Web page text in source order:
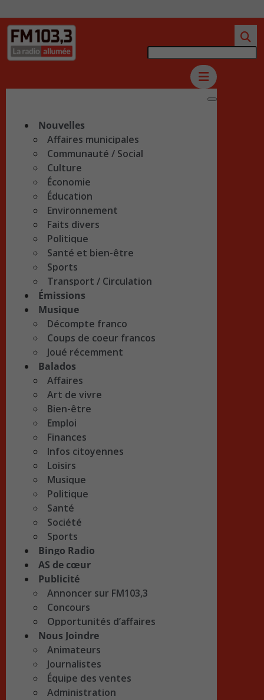
Nouvelles
Affaires municipales
Communauté / Social
Culture
Économie
Éducation
Environnement
Faits divers
Politique
Santé et bien-être
Sports
Transport / Circulation
Émissions
Musique
Décompte franco
Coups de coeur francos
Joué récemment
Balados
Affaires
Art de vivre
Bien-être
Emploi
Finances
Infos citoyennes
Loisirs
Musique
Politique
Santé
Société
Sports
Bingo Radio
AS de cœur
Publicité
Annoncer sur FM103,3
Concours
Opportunités d’affaires
Nous Joindre
Animateurs
Journalistes
Équipe des ventes
Administration